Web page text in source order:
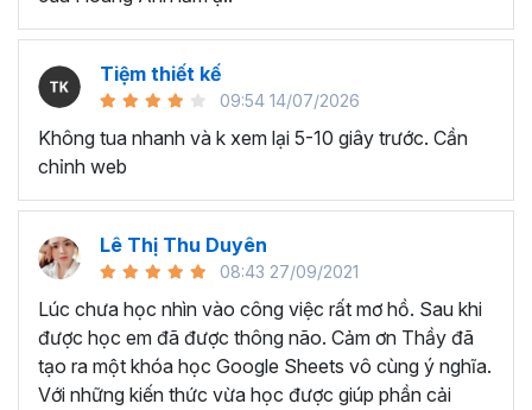
dụng đã lâu nhưng chỉ biết đến các kỹ năng cơ bản,
chưa biết cách tối ưu cho công việc.
Nhân viên văn phòng, người thường xuyên phải làm
việc với dữ liệu, phân tích và báo cáo cho quản lý.
Excel để quản lý dữ liệu, lên kế hoạch tài chính, phân
tích và đưa ra quyết định kinh doanh,...
Sinh viên, giảng viên cần sử dụng Google Sheet
phục vụ mục đích học tập và nghiên cứu, chia sẻ và
quản lý tài liệu, làm bài tập nhóm,...
….
Kết thúc chương trình Google
Tiệm thiết kế
09:54 14/07/2026
Không tua nhanh và k xem lại 5-10 giây trước. Cần
chỉnh web
Lê Thị Thu Duyên
08:43 27/09/2021
Lúc chưa học nhìn vào công việc rất mơ hồ. Sau khi
được học em đã được thông não. Cảm ơn Thầy đã
tạo ra một khóa học Google Sheets vô cùng ý nghĩa.
Với những kiến thức vừa học được giúp phần cải